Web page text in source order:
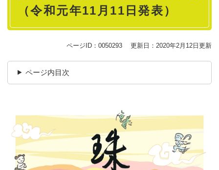
（令和元年11月11日発表）
ページID：0050293 更新日：2020年2月12日更新
ページ内目次